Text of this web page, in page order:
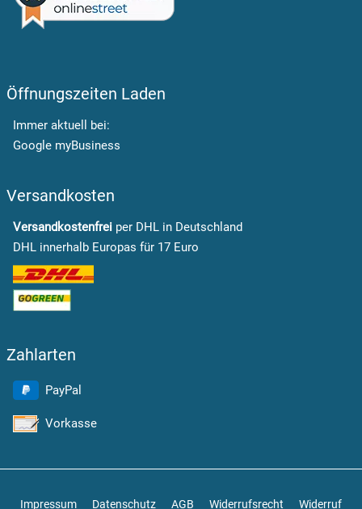
Öffnungszeiten Laden
Immer aktuell bei:
Google myBusiness
Versandkosten
Versandkostenfrei per DHL in Deutschland
DHL innerhalb Europas für 17 Euro
Zahlarten
PayPal
Vorkasse
Impressum Datenschutz AGB Widerrufsrecht Widerruf